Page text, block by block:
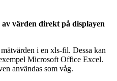
värden direkt på displayen
i en xls-fil. Dessa kan
Microsoft Office Excel.
användas som våg.